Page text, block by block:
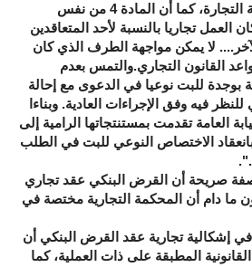
بمفهوم المادة 6 من مدونة التجارة، كما أن المادة 4 من نفس
العمل تجاريا بالنسبة لأحد المتعاقدين
لا يمكن مواجهة الطرف الذي كان
القانون التجاري.والتمس بعدم
بوجدة للبت نوعيا في الدعوى مع إحالة
فيه وفق الإجراءات العادية. وبناءا
العامة تقدمت بمستنتجاتها الرامية إلى
بانعقاد الاختصاص النوعي للبت في الطلب
صريحة أن القرض البنكي عقد تجاري
ما دام أن المحكمة التجارية مختصة في
إشكالية تجارية عقد القرض البنكي أن
المطبقة على ذات العملية، كما